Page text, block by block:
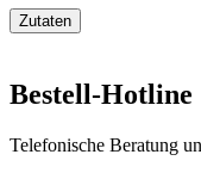
Zutaten
Bestell-Hotline
Telefonische Beratung